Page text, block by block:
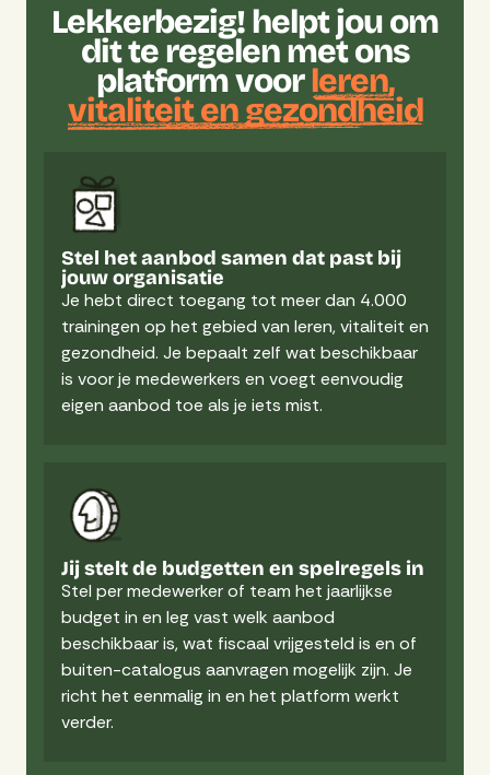
Lekkerbezig! helpt jou om
dit te regelen met ons
platform voorleren,
vitaliteit en gezondheid
Stel het aanbod samen dat past bij
jouw organisatie
Je hebt direct toegang tot meer dan 4.000
trainingen op het gebied van leren, vitaliteit en
gezondheid. Je bepaalt zelf wat beschikbaar
is voor je medewerkers en voegt eenvoudig
eigen aanbod toe als je iets mist.
Jij stelt de budgetten en spelregels in
Stel per medewerker of team het jaarlijkse
budget in en leg vast welk aanbod
beschikbaar is, wat fiscaal vrijgesteld is en of
buiten-catalogus aanvragen mogelijk zijn. Je
richt het eenmalig in en het platform werkt
verder.